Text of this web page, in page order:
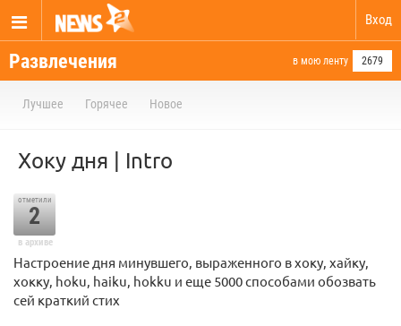
Вход
Развлечения в мою ленту 2679
Лучшее Горячее Новое
Хоку дня | Intro
отметили
2
в архиве
Настроение дня минувшего, выраженного в хоку, хайку,
хокку, hoku, haiku, hokku и еще 5000 способами обозвать
сей краткий стих